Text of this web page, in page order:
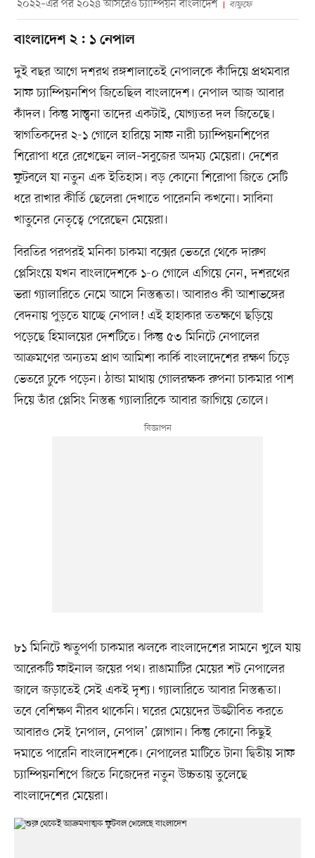
২০২২–এর পর ২০২৪ আসরেও চ্যাম্পিয়ন বাংলাদেশ বাফুফে
বাংলাদেশ ২ : ১ নেপাল
দুই বছর আগে দশরথ রঙ্গশালাতেই নেপালকে কাঁদিয়ে প্রথমবার
সাফ চ্যাম্পিয়নশিপ জিতেছিল বাংলাদেশ। নেপাল আজ আবার
কাঁদল। কিন্তু সান্ত্বনা তাদের একটাই, যোগ্যতর দল জিতেছে।
স্বাগতিকদের ২-১ গোলে হারিয়ে সাফ নারী চ্যাম্পিয়নশিপের
শিরোপা ধরে রেখেছেন লাল–সবুজের অদম্য মেয়েরা। দেশের
ফুটবলে যা নতুন এক ইতিহাস। বড় কোনো শিরোপা জিতে সেটি
ধরে রাখার কীর্তি ছেলেরা দেখাতে পারেননি কখনো। সাবিনা
খাতুনের নেতৃত্বে পেরেছেন মেয়েরা।
বিরতির পরপরই মনিকা চাকমা বক্সের ভেতরে থেকে দারুণ
প্লেসিংয়ে যখন বাংলাদেশকে ১-০ গোলে এগিয়ে নেন, দশরথের
ভরা গ্যালারিতে নেমে আসে নিস্তব্ধতা। আবারও কী আশাভঙ্গের
বেদনায় পুড়তে যাচ্ছে নেপাল! এই হাহাকার ততক্ষণে ছড়িয়ে
পড়েছে হিমালয়ের দেশটিতে। কিন্তু ৫৩ মিনিটে নেপালের
আক্রমণের অন্যতম প্রাণ আমিশা কার্কি বাংলাদেশের রক্ষণ চিড়ে
ভেতরে ঢুকে পড়েন। ঠান্ডা মাথায় গোলরক্ষক রুপনা চাকমার পাশ
দিয়ে তাঁর প্লেসিং নিস্তব্ধ গ্যালারিকে আবার জাগিয়ে তোলে।
৮১ মিনিটে ঋতুপর্ণা চাকমার ঝলকে বাংলাদেশের সামনে খুলে যায়
আরেকটি ফাইনাল জয়ের পথ। রাঙামাটির মেয়ের শট নেপালের
জালে জড়াতেই সেই একই দৃশ্য। গ্যালারিতে আবার নিস্তব্ধতা।
তবে বেশিক্ষণ নীরব থাকেনি। ঘরের মেয়েদের উজ্জীবিত করতে
আবারও সেই ‘নেপাল, নেপাল’ স্লোগান। কিন্তু কোনো কিছুই
দমাতে পারেনি বাংলাদেশকে। নেপালের মাটিতে টানা দ্বিতীয় সাফ
চ্যাম্পিয়নশিপে জিতে নিজেদের নতুন উচ্চতায় তুলেছে
বাংলাদেশের মেয়েরা।